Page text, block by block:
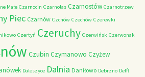
Małe Czarnocin Czarnolas Czarnostów Czarnotrzew
Piec Czarnów Czchów Czechów Czerewki
Czertyń Czeruchy Czerwińsk Czerwonak
Czubin Czymanowo Czyżew
Daleszyce Dalnia Daniłowo Debrzno Delft